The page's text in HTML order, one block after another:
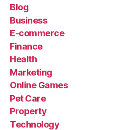
Blog
Business
E-commerce
Finance
Health
Marketing
Online Games
Pet Care
Property
Technology